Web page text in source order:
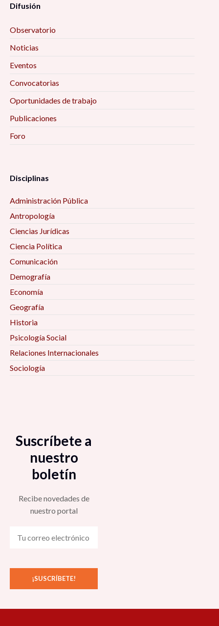
Difusión
Observatorio
Noticias
Eventos
Convocatorias
Oportunidades de trabajo
Publicaciones
Foro
Disciplinas
Administración Pública
Antropología
Ciencias Jurídicas
Ciencia Política
Comunicación
Demografía
Economía
Geografía
Historia
Psicología Social
Relaciones Internacionales
Sociología
Suscríbete a
nuestro
boletín
Recibe novedades de
nuestro portal